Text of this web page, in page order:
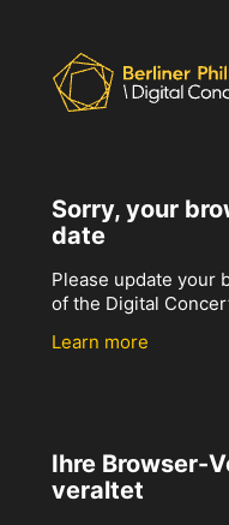
Sorry, your
date
Please update your
of the Digital
Learn more
Ihre Browser-
veraltet